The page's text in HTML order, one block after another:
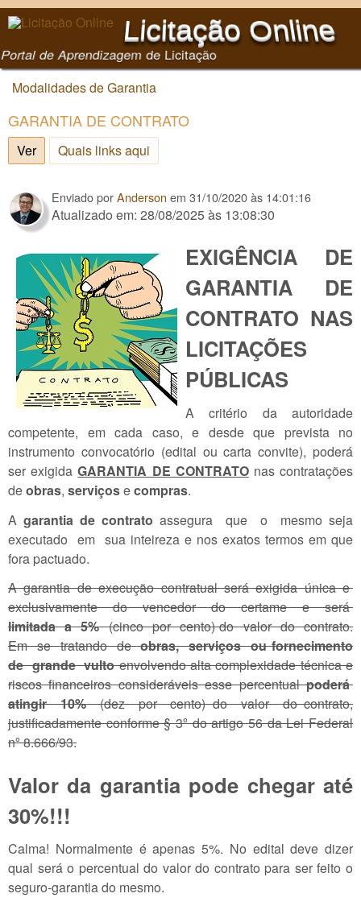
Pular para o conteúdo
principal
Licitação Online
Portal de Aprendizagem de Licitação
Você está aqui
Modalidades de Garantia
GARANTIA DE CONTRATO
Ver(aba ativa)
Quais links aqui
Enviado porAnderson em 31/10/2020 às 14:01:16
Atualizado em: 28/08/2025 às 13:08:30
EXIGÊNCIA DE
GARANTIA DE
CONTRATO NAS
LICITAÇÕES
PÚBLICAS
A critério da autoridade
competente, em cada caso, e desde que prevista no
instrumento convocatório (edital ou carta convite), poderá
ser exigidaGARANTIA DE CONTRATO nas contratações
deobras, serviçosecompras.
A garantia de contrato assegura que o mesmo seja
executado em sua inteireza e nos exatos termos em que
fora pactuado.
A garantia de execução contratual será exigida única e
exclusivamente do vencedor do certame e será
limitada a 5%(cinco por cento) do valor do contrato.
Em se tratando deobras, serviços ou fornecimento
de grande vultoenvolvendo alta complexidade técnica e
riscos financeiros consideráveis esse percentualpoderá
atingir 10%(dez por cento) do valor do contrato,
justificadamente conforme § 3º do artigo 56 da Lei Federal
nº 8.666/93.
Valor da garantia pode chegar até
30%!!!
Calma! Normalmente é apenas 5%. No edital deve dizer
qual será o percentual do valor do contrato para ser feito o
seguro-garantia do mesmo.